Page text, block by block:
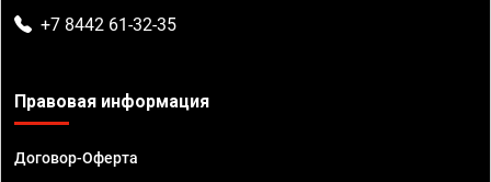
+7 8442 61-32-35
Правовая информация
Договор-Оферта